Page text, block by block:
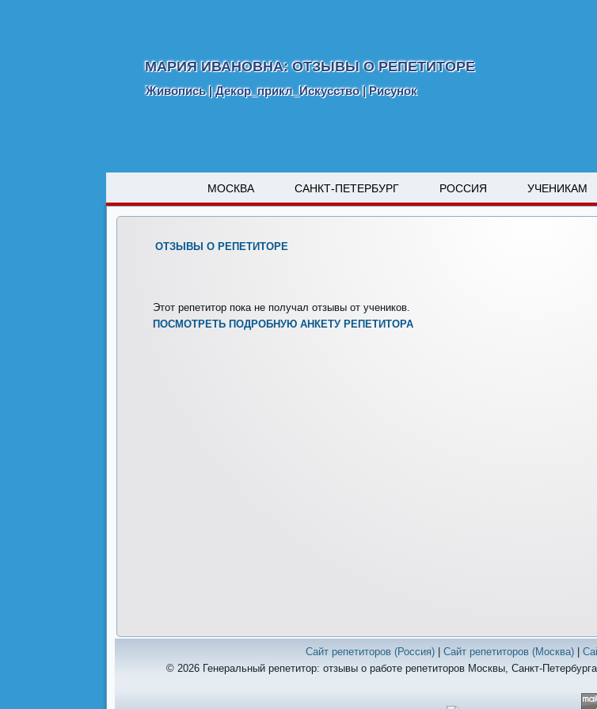
МАРИЯ ИВАНОВНА: ОТЗЫВЫ О РЕПЕТИТОРЕ
Живопись | Декор_прикл_Искусство | Рисунок
МОСКВА САНКТ-ПЕТЕРБУРГ РОССИЯ УЧЕНИКАМ
ОТЗЫВЫ О РЕПЕТИТОРЕ
Этот репетитор пока не получал отзывы от учеников.
ПОСМОТРЕТЬ ПОДРОБНУЮ АНКЕТУ РЕПЕТИТОРА
Сайт репетиторов (Россия) |Сайт репетиторов (Москва) |
© 2026 Генеральный репетитор: отзывы о работе репетиторов Москвы, Санкт-